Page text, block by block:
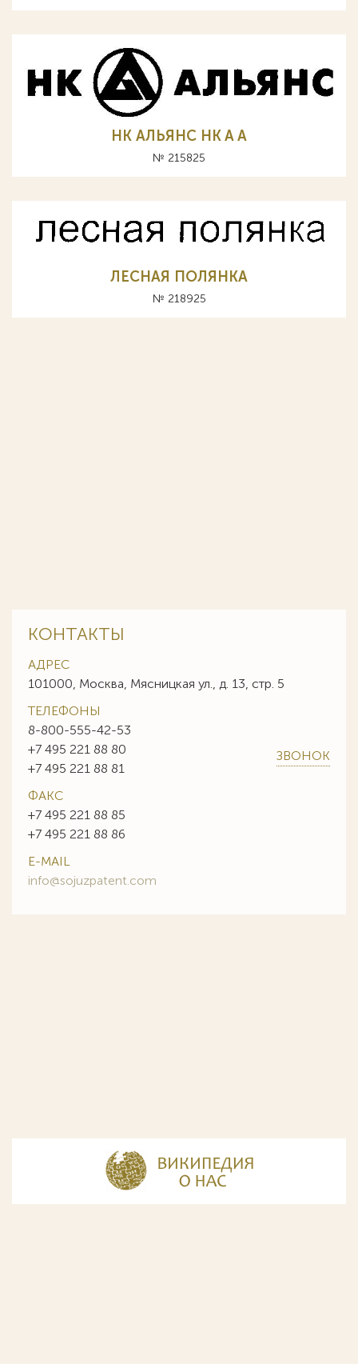
НК АЛЬЯНС HK A А
№ 215825
ЛЕСНАЯ ПОЛЯНКА
№ 218925
КОНТАКТЫ
АДРЕС
101000, Москва, Мясницкая ул., д. 13, стр. 5
ТЕЛЕФОНЫ
8-800-555-42-53
+7 495 221 88 80
+7 495 221 88 81
ЗВОНОК
ФАКС
+7 495 221 88 85
+7 495 221 88 86
E-MAIL
info@sojuzpatent.com